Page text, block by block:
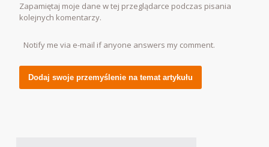
Zapamiętaj moje dane w tej przeglądarce podczas pisania
kolejnych komentarzy.
Notify me via e-mail if anyone answers my comment.